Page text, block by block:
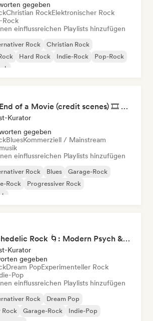
gegeben
Christian RockElektronischer Rock
Rock
einflussreichen Playlists hinzufügen
Rock
Christian Rock
Hard Rock Indie-Rock
Pop-Rock
The End of a Movie (credit scenes) 🎞️ Cinematic Dream Pop & Bedroom Indie
Kurator
gegeben
BluesKommerziell / Mainstream
einflussreichen Playlists hinzufügen
Rock Blues
Garage-Rock
Rock
Progressiver Rock
Psychedelic Rock 🌀: Modern Psych & Turkish Vibes
Kurator
gegeben
Dream PopExperimenteller Rock
Pop
einflussreichen Playlists hinzufügen
Rock
Dream Pop
Rock
Garage-Rock
Indie-Pop